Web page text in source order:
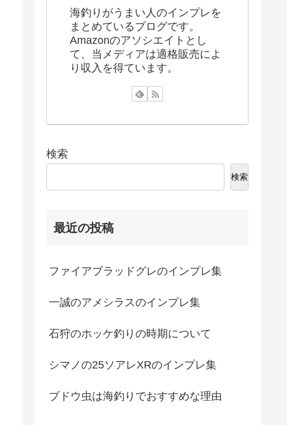
海釣りがうまい人のインプレを
まとめているブログです。
Amazonのアソシエイトとし
て、当メディアは適格販売によ
り収入を得ています。
検索
検索
最近の投稿
ファイアブラッドグレのインプレ集
一誠のアメシラスのインプレ集
石狩のホッケ釣りの時期について
シマノの25ソアレXRのインプレ集
ブドウ虫は海釣りでおすすめな理由